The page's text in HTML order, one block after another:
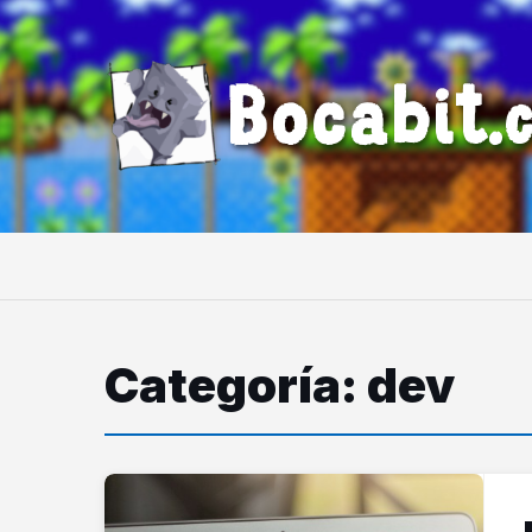
Categoría: dev